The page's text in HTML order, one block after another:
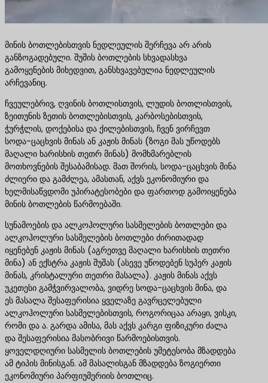
მინის ბოთლებისთვის ნედლეულის შერჩევა არ არის
განზოგადებული. შუშის ბოთლების სხვადასხვა
გამოყენების მიხედვით, განსხვავებულია ნედლეულის
არჩევანიც.
ჩვეულებრივ, ღვინის ბოთლისთვის, ლუდის ბოთლისთვის,
ზეითუნის ზეთის ბოთლებისთვის, კარბოსებისთვის,
ჭურჭლის, დოქებისა და ქილებისთვის, ჩვენ ვირჩევთ
სოდა-ცაცხვის მინას ან კაჟის მინას (ზოგი მას უწოდებს
მაღალი ხარისხის თეთრ მინას) მომხმარებლის
მოთხოვნების შესაბამისად. მათ შორის, სოდა-ცაცხვის მინა
ძლიერი და გამძლეა, ამასთან, აქვს ეკონომიური და
ხელმისაწვდომი უპირატესობები და ფართოდ გამოიყენება
მინის ბოთლების წარმოებაში.
სუნამოების და ალკოჰოლური სასმელების ბოთლები და
ალკოჰოლური სასმელების ბოთლები ძირითადად
იყენებენ კაჟის მინას (აგრეთვე მაღალი ხარისხის თეთრი
მინა) ან ექსტრა კაჟის შუშას (ასევე უწოდებენ სუპერ კაჟის
მინას, კრისტალური თეთრი მასალა). კაჟის მინას აქვს
უკეთესი გამჭვირვალობა, ვიდრე სოდა-ცაცხვის მინა, და
ეს მასალა შესაფერისია ყველაზე გავრცელებული
ალკოჰოლური სასმელებისთვის, როგორიცაა არაყი, ვისკი,
რომი და ა. გარდა ამისა, მას აქვს კარგი ფიზიკური ძალა
და შესაფერისია მასობრივი წარმოებისთვის.
ყოველდღიური სასმელის ბოთლების უმეტესობა მზადდება
ამ ტიპის მინისგან. ამ მასალისგან მზადდება ზოგიერთი
ეკონომიური პარფიუმერიის ბოთლიც.